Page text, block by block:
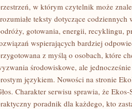
w którym czytelnik może
teksty dotyczące
gotowania, energii, recyklingu,
wspierających bardziej
z myślą o osobach, które
środowiskowe, ale
językiem. Nowości na stronie
Charakter serwisu sprawia, że
poradnik dla każdego, kto